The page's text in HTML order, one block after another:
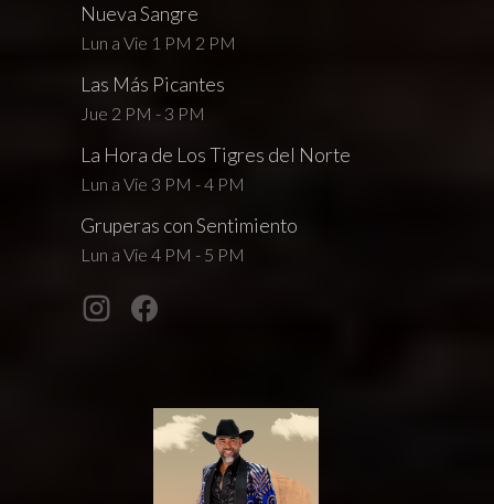
Nueva Sangre
Lun a Vie 1 PM 2 PM
Las Más Picantes
Jue 2 PM - 3 PM
La Hora de Los Tigres del Norte
Lun a Vie 3 PM - 4 PM
Gruperas con Sentimiento
Lun a Vie 4 PM - 5 PM